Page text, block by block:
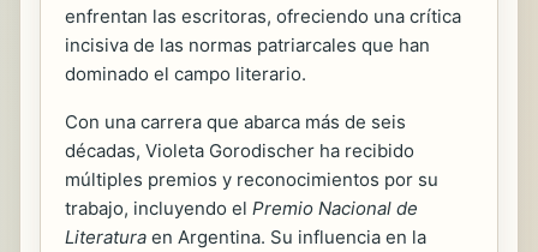
enfrentan las escritoras, ofreciendo una crítica
incisiva de las normas patriarcales que han
dominado el campo literario.
Con una carrera que abarca más de seis
décadas, Violeta Gorodischer ha recibido
múltiples premios y reconocimientos por su
trabajo, incluyendo el Premio Nacional de
Literatura en Argentina. Su influencia en la